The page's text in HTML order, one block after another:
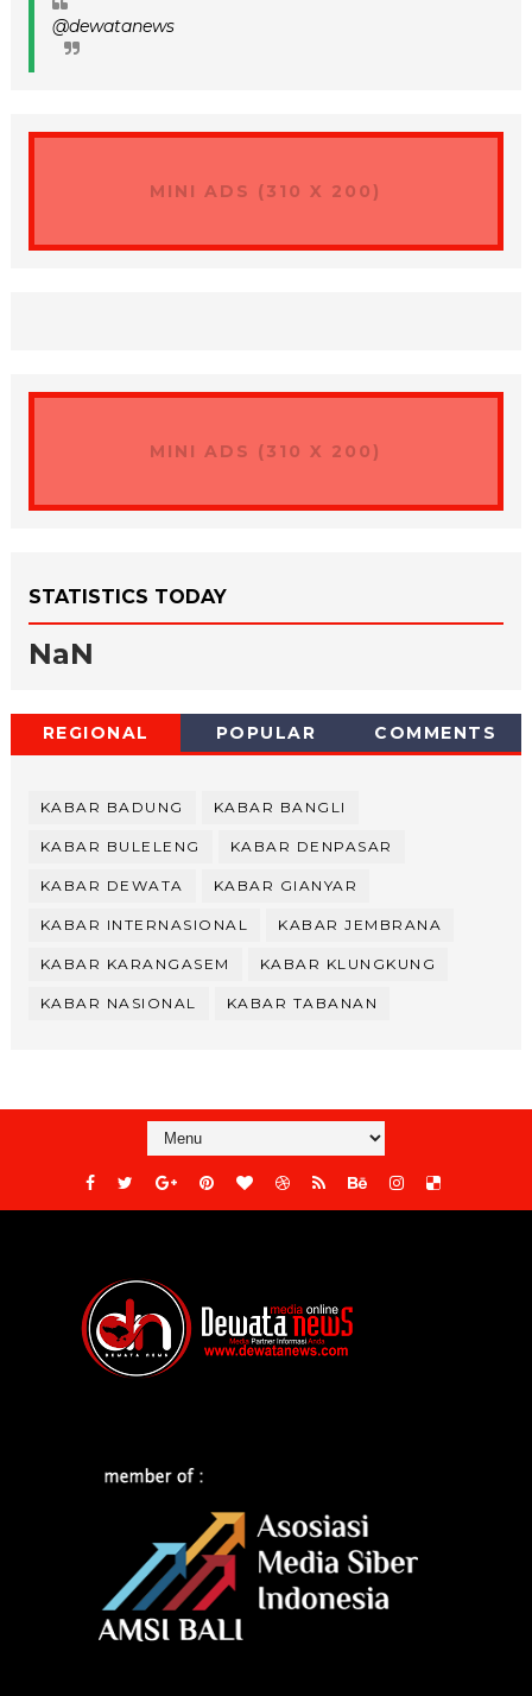
@dewatanews
MINI ADS (310 X 200)
MINI ADS (310 X 200)
STATISTICS TODAY
NaN
REGIONAL POPULAR COMMENTS
KABAR BADUNG KABAR BANGLI
KABAR BULELENG KABAR DENPASAR
KABAR DEWATA KABAR GIANYAR
KABAR INTERNASIONAL KABAR JEMBRANA
KABAR KARANGASEM KABAR KLUNGKUNG
KABAR NASIONAL KABAR TABANAN